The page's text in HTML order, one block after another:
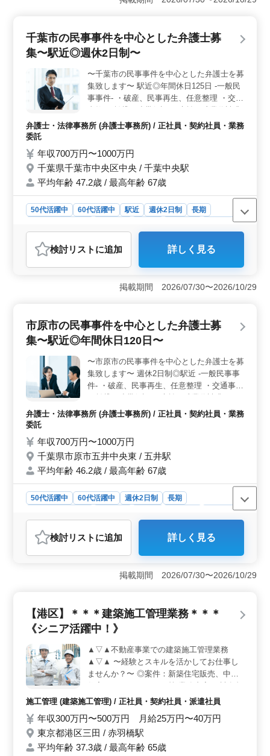
しています。残業が少なく、定時で帰れる環境が整って
利です。駅近で、通勤時間の節約ができ、日々の通勤が
快適になります。 ＜経験活用＞ この職場では、50
心とした幅広い案件に対応している事務所であり、これ
までの経験を十分に活かすことができます。
千葉市の民事事件を中心とした弁護士募
集〜駅近◎週休2日制〜
〜千葉市の民事事件を中心とした弁護士を募
集致します〜 駅近◎年間休日125日 -一般民
事事件- ・破産、民事再生、任意整理 ・交通
・不動産問題 ・売買代金請求 ・B型肝炎訴
害者の虐待 ・高齢者・障害者の財産管理 依
頼者に対し質の高いサービスを提供できるよ
う努めております！ 現在50歳以上も活躍し
ている企業です。 ぜひ今までの経験を活か
して頂ける方のご応募お待ちしております♪
弁護士・法律事務所 (弁護士事務所) / 正社員・契約社員・業務
委託
年収700万円〜1000万円
千葉県千葉市中央区中央 / 千葉中央駅
平均年齢 47.2歳 / 最高年齢 67歳
50代活躍中 60代活躍中 駅近 週休2日制
長期
業務委託
おすすめポイント
＜ワークライフバランス＞ 週休2日制と年間休日125日
でプライベート時間も充実できます。残業が少なく、千
葉中央駅近くの立地で通勤も便利です。仕事と生活の両
たる案件に携わることができます。50歳以上の経験豊富
な弁護士が活躍している環境であり、年齢を気にせず自
場＞ 正社員、契約社員、業務委託の選択が可能です。
弁護士費用は事務所負担。個人受任も可能です。社会保
険完備など福利厚生が充実しており、安心して働くこと
ができます。
検討リスト に追加 詳しく見る
掲載期間 2026/07/30〜2026/10/29
市原市の民事事件を中心とした弁護士募
集〜駅近◎年間休日120日〜
〜市原市の民事事件を中心とした弁護士を募
集致します〜 週休2日制◎駅近 -一般民事事
件- ・破産、民事再生、任意整理 ・交通事故
動産問題 ・売買代金請求 ・B型肝炎訴訟 ・
の虐待 ・高齢者・障害者の財産管理 問題の
解決をスピーディに図れるよう努めておりま
す！ 現在50歳以上も活躍している企業で
す。 ぜひ今までの経験を活かして頂ける方
のご応募お待ちしております☆
弁護士・法律事務所 (弁護士事務所) / 正社員・契約社員・業務
委託
年収700万円〜1000万円
千葉県市原市五井中央東 / 五井駅
平均年齢 46.2歳 / 最高年齢 67歳
50代活躍中 60代活躍中 週休2日制
長期
業務委託
おすすめポイント
＜経験を活かせる環境＞ 一般民事事件を中心に幅広い
案件を担当し、これまでの経験を存分に活かせます。破
産、交通事故、不動産問題など、多岐にわたる分野の案
制でワークライフバランスを重視可能です。残業も少な
く、長期的に安心して働ける環境です。 ＜福利厚
護士費用事務所負担など、充実した福利厚生が整ってい
ます。これにより、安心して業務に専念できます。
検討リスト に追加 詳しく見る
掲載期間 2026/07/30〜2026/10/29
【港区】＊＊＊建築施工管理業務＊＊＊
《シニア活躍中！》
▲▽▲不動産事業での建築施工管理業務
▲▽▲ 〜経験とスキルを活かしてお仕事し
ませんか？〜 ◎案件：新築住宅販売、中古
住宅のリノベーション 等 業務内容 ・請負規
模：数百万円〜数千万円程度 ・建築施工管
算、書類作成、施工図修正程度 等 ・発注者
との打ち合わせ、近隣住民対応、社内会議
等 ＊備考＊ ・交通費：全額支給 ・作業着等
施工管理 (建築施工管理) / 正社員・契約社員・派遣社員
年収300万円〜500万円 月給25万円〜40万円
東京都港区三田 / 赤羽橋駅
平均年齢 37.3歳 / 最高年齢 65歳